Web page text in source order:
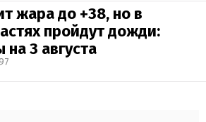
жара до +38, но в
пройдут дожди:
на 3 августа